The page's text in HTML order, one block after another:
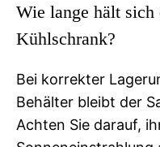
Wie lange hält sich
Kühlschrank?
Bei korrekter
Behälter bleibt der
Achten Sie darauf,